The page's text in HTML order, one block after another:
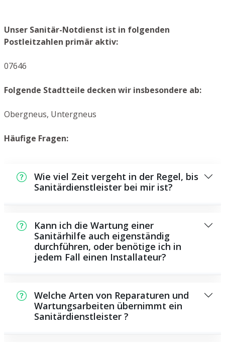
Unser Sanitär-Notdienst ist in folgenden
Postleitzahlen primär aktiv:
07646
Folgende Stadtteile decken wir insbesondere ab:
Obergneus, Untergneus
Häufige Fragen:
Wie viel Zeit vergeht in der Regel, bis
Sanitärdienstleister bei mir ist?
kurzen Zeitraum bei Ihnen vor Ort sein. Dies
hängt aber auch von der Auftragslage zu
dem Zeitraum ab sowie von der
Verkehrssituation und der örtlichen
Kann ich die Wartung einer
Sanitärhilfe auch eigenständig
durchführen, oder benötige ich in
jedem Fall einen Installateur?
Wartungsarbeiten, die Sie selbst ausführen
können, zum Beispiel die Anwendung von
Rohrreinigern aus dem Geschäft. Allerdings
Welche Arten von Reparaturen und
Wartungsarbeiten übernimmt ein
Sanitärdienstleister ?